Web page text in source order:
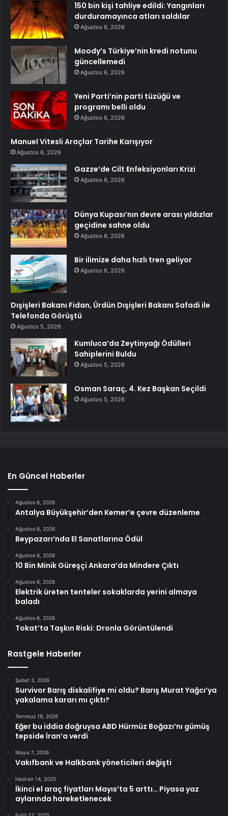
150 bin kişi tahliye edildi: Yangınları
durduramayınca atları saldılar
Ağustos 6, 2026
Moody’s Türkiye’nin kredi notunu
güncellemedi
Ağustos 6, 2026
Yeni Parti’nin parti tüzüğü ve
programı belli oldu
Ağustos 6, 2026
Manuel Vitesli Araçlar Tarihe Karışıyor
Ağustos 6, 2026
Gazze’de Cilt Enfeksiyonları Krizi
Ağustos 6, 2026
Dünya Kupası’nın devre arası yıldızlar
geçidine sahne oldu
Ağustos 6, 2026
Bir ilimize daha hızlı tren geliyor
Ağustos 6, 2026
Dışişleri Bakanı Fidan, Ürdün Dışişleri Bakanı Safadi ile
Telefonda Görüştü
Ağustos 5, 2026
Kumluca’da Zeytinyağı Ödülleri
Sahiplerini Buldu
Ağustos 5, 2026
Osman Saraç, 4. Kez Başkan Seçildi
Ağustos 5, 2026
En Güncel Haberler
Ağustos 6, 2026
Antalya Büyükşehir’den Kemer’e çevre düzenleme
Ağustos 6, 2026
Beypazarı’nda El Sanatlarına Ödül
Ağustos 6, 2026
10 Bin Minik Güreşçi Ankara’da Mindere Çıktı
Ağustos 6, 2026
Elektrik üreten tenteler sokaklarda yerini almaya
baladı
Ağustos 6, 2026
Tokat’ta Taşkın Riski: Dronla Görüntülendi
Rastgele Haberler
Şubat 3, 2026
Survivor Barış diskalifiye mi oldu? Barış Murat Yağcı’ya
yakalama kararı mı çıktı?
Temmuz 19, 2026
Eğer bu iddia doğruysa ABD Hürmüz Boğazı’nı gümüş
tepside İran’a verdi
Mayıs 7, 2026
Vakıfbank ve Halkbank yöneticileri değişti
Haziran 14, 2025
İkinci el araç fiyatları Mayıs’ta 5 arttı… Piyasa yaz
aylarında hareketlenecek